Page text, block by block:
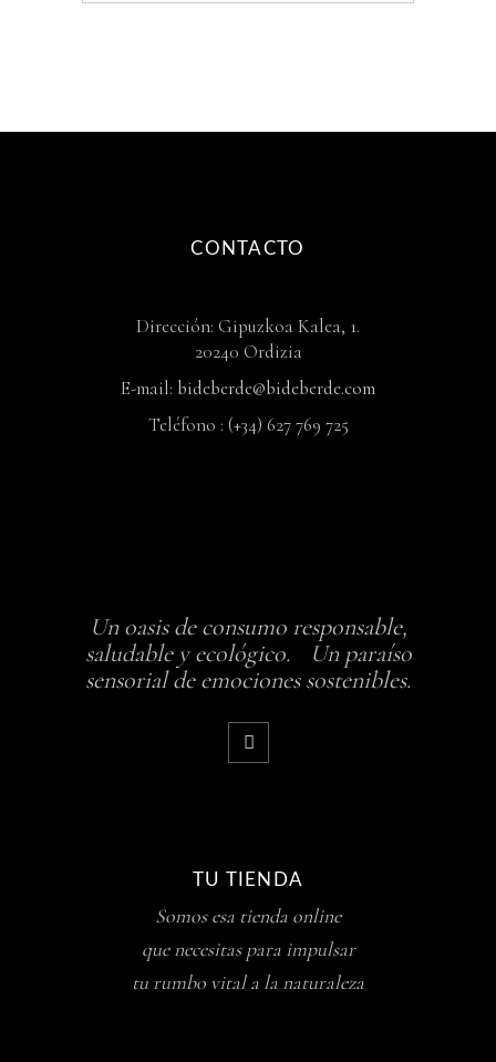
CONTACTO
Dirección: Gipuzkoa Kalea, 1.
20240 Ordizia
E-mail: bideberde@bideberde.com
Teléfono : (+34) 627 769 725
Un oasis de consumo responsable,
saludable y ecológico. Un paraíso
sensorial de emociones sostenibles.
TU TIENDA
Somos esa tienda online
que necesitas para impulsar
tu rumbo vital a la naturaleza